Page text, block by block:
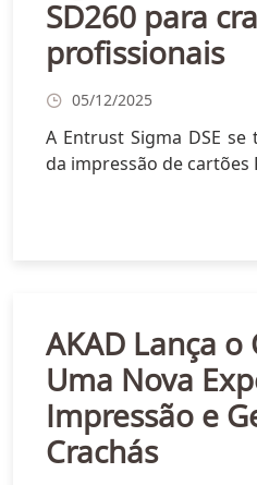
SD260 para
profissionais
05/12/2025
A Entrust Sigma DSE
da impressão de cartões
AKAD Lança o
Uma Nova
Impressão e
Crachás